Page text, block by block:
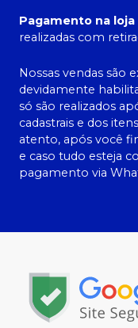
Pagamento na loja
realizadas com
Nossas vendas são
devidamente
só são realizados
cadastrais e dos
atento, após você
e caso tudo esteja
pagamento via